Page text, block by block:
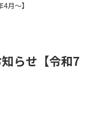
月～】
らせ【令和7